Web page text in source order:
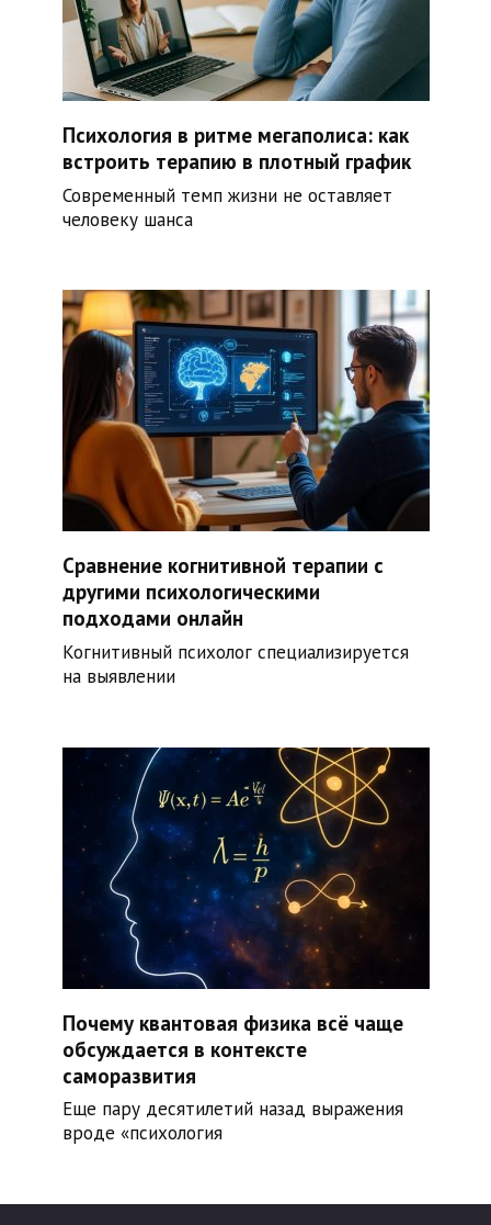
Психология в ритме мегаполиса: как
встроить терапию в плотный график
Современный темп жизни не оставляет
человеку шанса
Сравнение когнитивной терапии с
другими психологическими
подходами онлайн
Когнитивный психолог специализируется
на выявлении
Почему квантовая физика всё чаще
обсуждается в контексте
саморазвития
Еще пару десятилетий назад выражения
вроде «психология